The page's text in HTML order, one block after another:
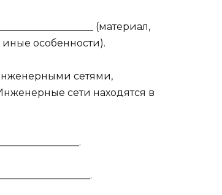
(материал,
особенности).
сетями,
сети находятся в